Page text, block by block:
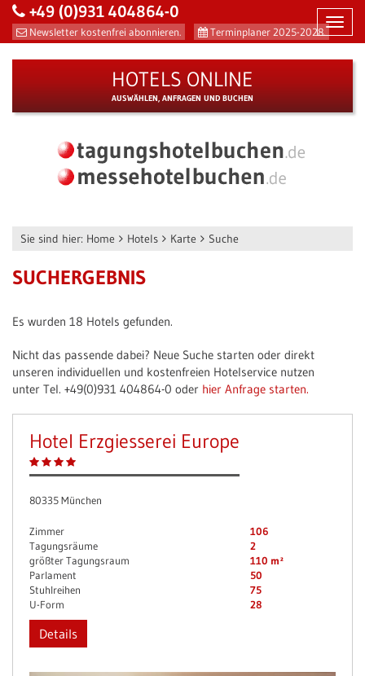
Newsletter kostenfrei abonnieren. Terminplaner 2025-2028.
+49 (0)931 404864-0
HOTELS ONLINE
AUSWÄHLEN, ANFRAGEN UND BUCHEN
Sie sind hier: Home Hotels Karte Suche
SUCHERGEBNIS
Es wurden 18 Hotels gefunden.
Nicht das passende dabei? Neue Suche starten oder direkt
unseren individuellen und kostenfreien Hotelservice nutzen
unter Tel. +49(0)931 404864-0 oder hier Anfrage starten.
Hotel Erzgiesserei Europe
80335 München
Zimmer
106
Tagungsräume
2
größter Tagungsraum
110 m²
Parlament
50
Stuhlreihen
75
U-Form
28
Details